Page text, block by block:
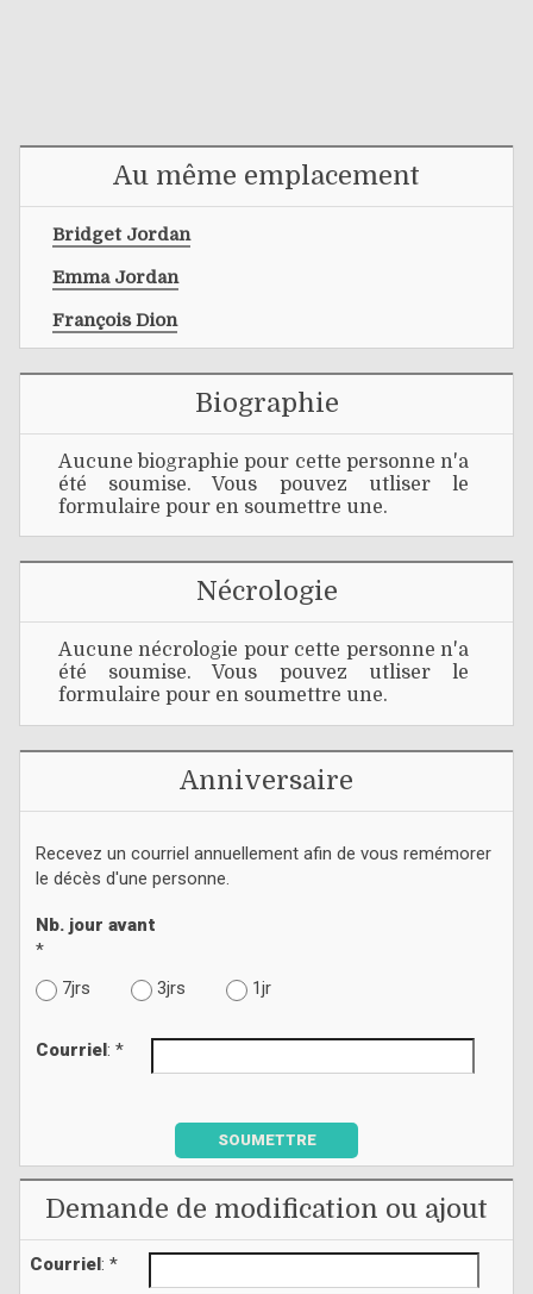
Au même emplacement
Bridget Jordan
Emma Jordan
François Dion
Biographie
Aucune biographie pour cette personne n'a
été soumise. Vous pouvez utliser le
formulaire pour en soumettre une.
Nécrologie
Aucune nécrologie pour cette personne n'a
été soumise. Vous pouvez utliser le
formulaire pour en soumettre une.
Anniversaire
Recevez un courriel annuellement afin de vous remémorer
le décès d'une personne.
Nb. jour avant
*
7jrs
3jrs 1jr
Courriel : *
SOUMETTRE
Demande de modification ou ajout
Courriel: *